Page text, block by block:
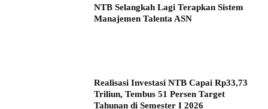
NTB Selangkah Lagi Terapkan Sistem
Manajemen Talenta ASN
Realisasi Investasi NTB Capai Rp33,73
Triliun, Tembus 51 Persen Target
Tahunan di Semester I 2026